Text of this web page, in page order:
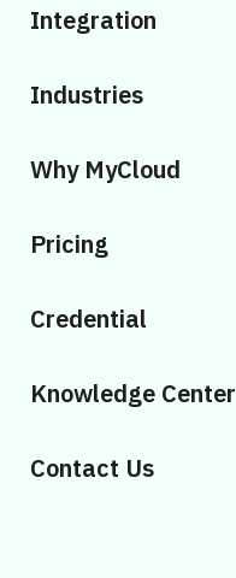
Integration
Industries
Why MyCloud
Pricing
Credential
Knowledge Center
Contact Us